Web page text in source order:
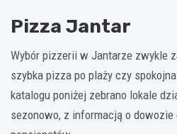
Pizza Jantar
Wybór pizzerii w Jantarze zwykle
szybka pizza po plaży czy
katalogu poniżej zebrano lokale
sezonowo, z informacją o